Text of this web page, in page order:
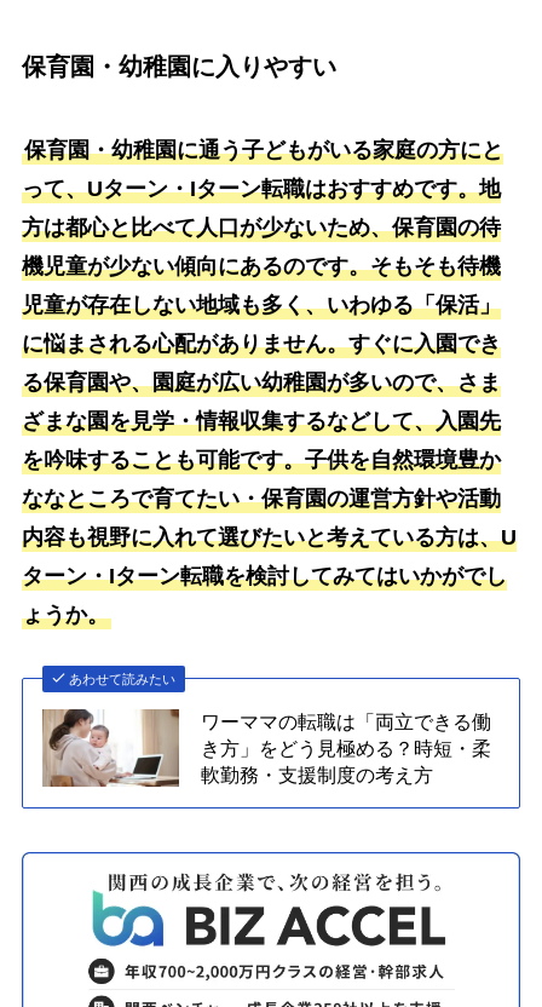
保育園・幼稚園に入りやすい
保育園・幼稚園に通う子どもがいる家庭の方にと
って、Uターン・Iターン転職はおすすめです。地
方は都心と比べて人口が少ないため、保育園の待
機児童が少ない傾向にあるのです。そもそも待機
児童が存在しない地域も多く、いわゆる「保活」
に悩まされる心配がありません。すぐに入園でき
る保育園や、園庭が広い幼稚園が多いので、さま
ざまな園を見学・情報収集するなどして、入園先
を吟味することも可能です。子供を自然環境豊か
ななところで育てたい・保育園の運営方針や活動
内容も視野に入れて選びたいと考えている方は、U
ターン・Iターン転職を検討してみてはいかがでし
ょうか。
あわせて読みたい
ワーママの転職は「両立できる働
き方」をどう見極める？時短・柔
軟勤務・支援制度の考え方